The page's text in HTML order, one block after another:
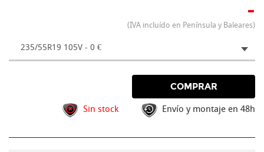
-
(IVA incluído en Península y Baleares)
235/55R19 105V - 0 €
COMPRAR
Sin stock Envío y montaje en 48h